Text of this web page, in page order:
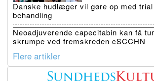
Danske hudlæger vil gøre op med
behandling
Neoadjuverende capecitabin kan få
skrumpe ved fremskreden cSCCHN
Flere artikler